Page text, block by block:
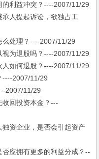
利益冲突？----2007/11/29
人提起诉讼，欲独占工
处理？----2007/11/29
为退股吗？----2007/11/29
如何退股？----2007/11/29
2007/11/29
2007/11/29
回投资本金？---
资企业，是否会引起资产
应拥有更多的利益分成？--